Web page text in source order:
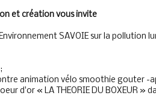
et création vous invite
SAVOIE sur la pollution
animation vélo smoothie gouter -
« LA THEORIE DU BOXEUR »